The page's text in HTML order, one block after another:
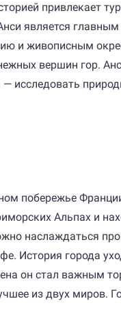
привлекает
является
и живописным
вершин гор.
исследовать
побережье
Альпах и
наслаждаться
История города
он стал важным
из двух миров.